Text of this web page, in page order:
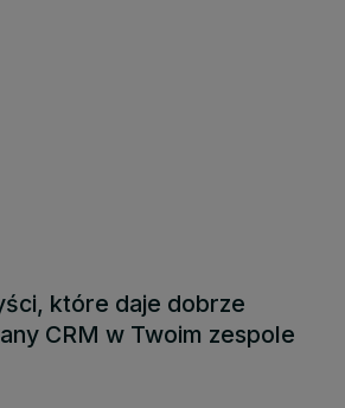
które daje dobrze
CRM w Twoim zespole